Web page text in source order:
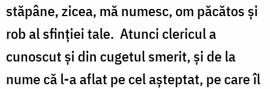
stăpâne, zicea, mă numesc, om păcătos și
rob al sfinției tale. Atunci clericul a
cunoscut și din cugetul smerit, și de la
nume că l-a aflat pe cel așteptat, pe care îl